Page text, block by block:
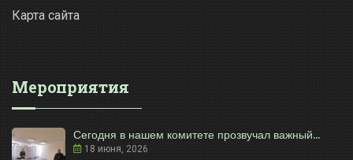
Карта сайта
Мероприятия
Сегодня в нашем комитете прозвучал важный...
18 июня, 2026